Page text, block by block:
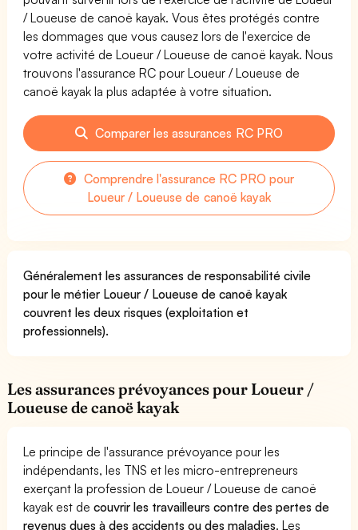
/ Loueuse de canoë kayak. Vous êtes protégés contre
les dommages que vous causez lors de l'exercice de
votre activité de Loueur / Loueuse de canoë kayak. Nous
trouvons l'assurance RC pour Loueur / Loueuse de
canoë kayak la plus adaptée à votre situation.
Comparer les assurances RC PRO
Comprendre l'assurance RC PRO pour
Loueur / Loueuse de canoë kayak
Généralement les assurances de responsabilité civile
pour le métier Loueur / Loueuse de canoë kayak
couvrent les deux risques (exploitation et
professionnels).
Les assurances prévoyances pour Loueur /
Loueuse de canoë kayak
Le principe de l'assurance prévoyance pour les
indépendants, les TNS et les micro-entrepreneurs
exerçant la profession de Loueur / Loueuse de canoë
kayak est decouvrir les travailleurs contre des pertes de
revenus dues à des accidents ou des maladies. Les